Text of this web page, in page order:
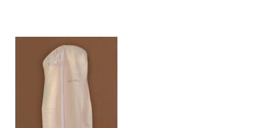
CONTACTO